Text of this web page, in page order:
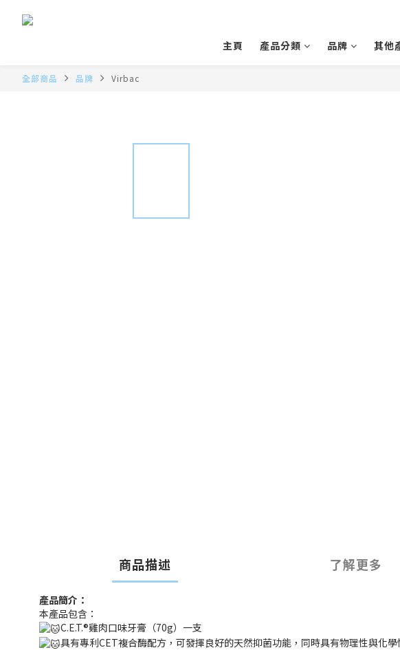
主頁
產品分類 品牌 其他
全部商品 品牌 Virbac
商品描述 了解更多
產品簡介：
本產品包含：
C.E.T.®雞肉口味牙膏（70g）一支
具有專利CET複合酶配方，可發揮良好的天然抑菌功能，同時具有物理性與化學